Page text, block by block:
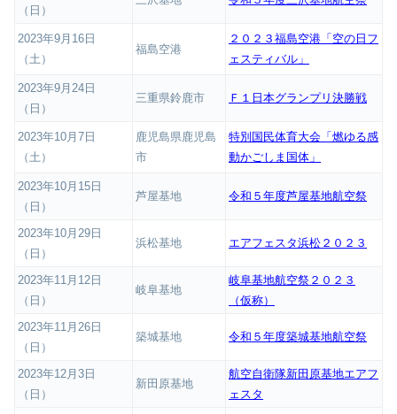
（日）
2023年9月16日
（土）
福島空港
２０２３福島空港「空の日フ
ェスティバル」
2023年9月24日
（日）
三重県鈴鹿市 Ｆ１日本グランプリ決勝戦
2023年10月7日
（土）
鹿児島県鹿児島
市
特別国民体育大会「燃ゆる感
動かごしま国体」
2023年10月15日
（日）
芦屋基地 令和５年度芦屋基地航空祭
2023年10月29日
（日）
浜松基地 エアフェスタ浜松２０２３
2023年11月12日
（日）
岐阜基地
岐阜基地航空祭２０２３
（仮称）
2023年11月26日
（日）
築城基地 令和５年度築城基地航空祭
2023年12月3日
（日）
新田原基地
航空自衛隊新田原基地エアフ
ェスタ